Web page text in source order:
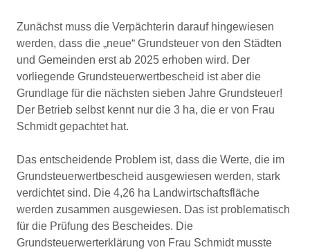
Zunächst muss die Verpächterin darauf hingewiesen
werden, dass die „neue“ Grundsteuer von den Städten
und Gemeinden erst ab 2025 erhoben wird. Der
vorliegende Grundsteuerwertbescheid ist aber die
Grundlage für die nächsten sieben Jahre Grundsteuer!
Der Betrieb selbst kennt nur die 3 ha, die er von Frau
Schmidt gepachtet hat.
Das entscheidende Problem ist, dass die Werte, die im
Grundsteuerwertbescheid ausgewiesen werden, stark
verdichtet sind. Die 4,26 ha Landwirtschaftsfläche
werden zusammen ausgewiesen. Das ist problematisch
für die Prüfung des Bescheides. Die
Grundsteuerwerterklärung von Frau Schmidt musste